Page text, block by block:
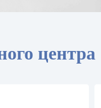
центра